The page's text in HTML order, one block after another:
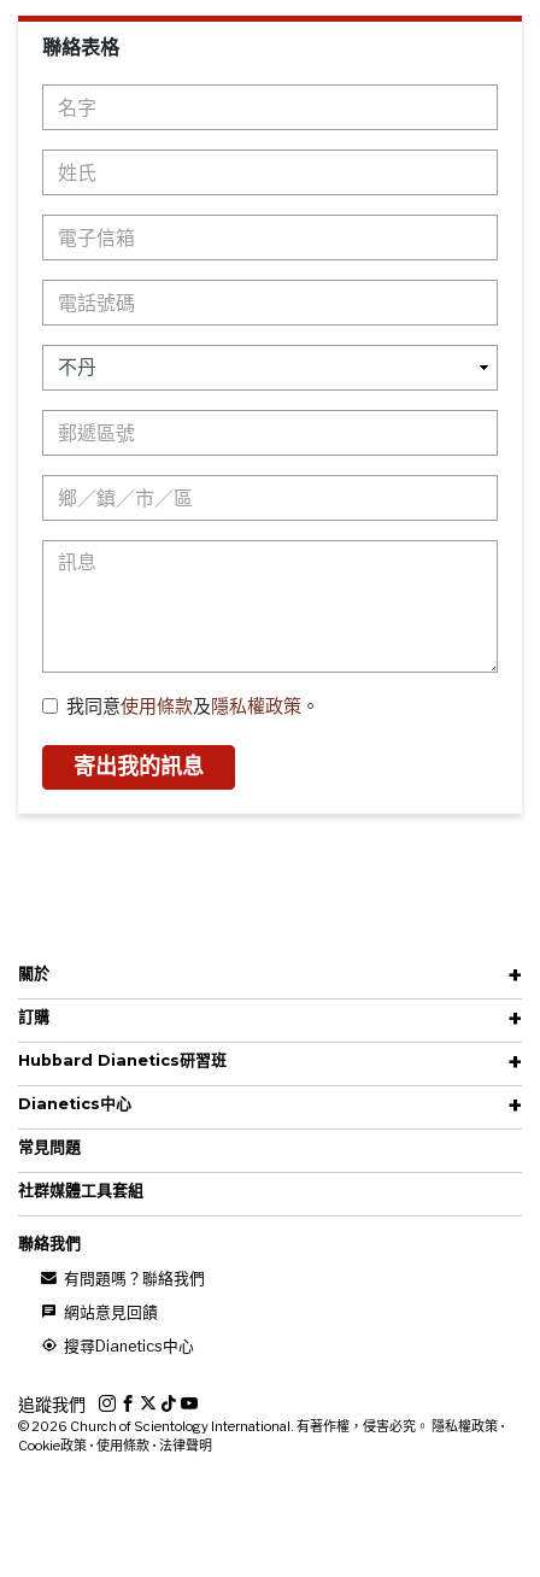
聯絡表格
我同意使用條款及隱私權政策 。
寄出我的訊息
關於
訂購
Hubbard Dianetics研習班
Dianetics中心
常見問題
社群媒體工具套組
聯絡我們
有問題嗎？聯絡我們
網站意見回饋
搜尋Dianetics中心
追蹤我們
© 2026 Church of Scientology International. 有著作權，侵害必究。 隱私權政策 •
Cookie政策 • 使用條款 • 法律聲明